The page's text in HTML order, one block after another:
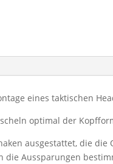
eines taktischen
optimal der
ausgestattet, die
Aussparungen